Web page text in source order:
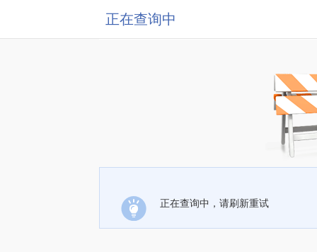
正在查询中
正在查询中，请刷新重试